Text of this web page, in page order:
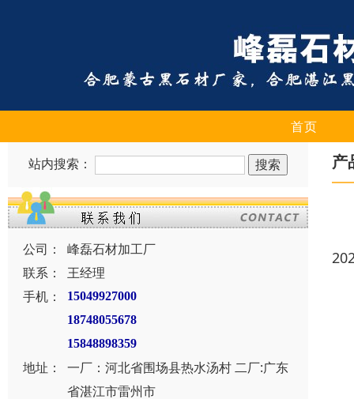
首页
站内搜索：
公司：
峰磊石材加工厂
联系：
王经理
手机：
15049927000
18748055678
15848898359
地址：
一厂：河北省围场县热水汤村 二厂:广东
省湛江市雷州市
产